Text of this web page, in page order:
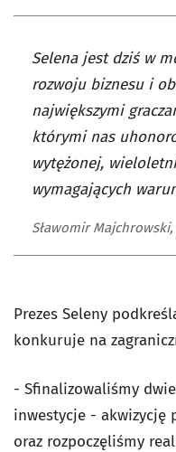
Selena jest dziś w
rozwoju biznesu i
największymi
którymi nas
wytężonej,
wymagających
Sławomir
Prezes Seleny
konkuruje na
- Sfinalizowaliśmy
inwestycje -
oraz rozpoczęliśmy